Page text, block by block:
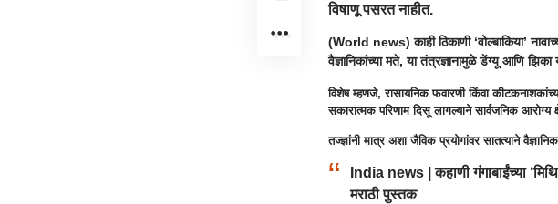
विषाणू पसरत नाहीत.
(World news) काही ठिकाणी ‘वोल्बाकिया’
वैज्ञानिकांच्या मते, या तंत्रज्ञानामुळे डेंग्यू आणि
विशेष म्हणजे, रासायनिक फवारणी किंवा
सकारात्मक परिणाम दिसू लागल्याने सार्वजनिक
तज्ज्ञांनी मात्र अशा जैविक प्रयोगांवर सातत्याने
India news | कहाणी गंगाबाईंच्या
मराठी पुस्तक